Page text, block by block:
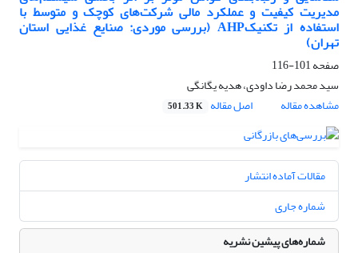
مدیریت کیفیت و عملکرد مالی شرکت‌های کوچک و متوسط با
استفاده از تکنیکAHP (بررسی موردی: صنایع غذایی استان
تهران)
صفحه101-116
سید محمد رضا داودی، هدیه یگانگی
مشاهده مقاله
اصل مقاله 501.33 K
مقالات آماده انتشار
شماره جاری
شماره‌های پیشین نشریه